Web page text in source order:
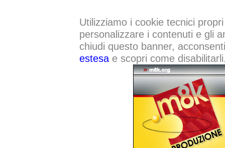
Utilizziamo i cookie tecnici
personalizzare i contenuti e gli
chiudi questo banner,
estesae scopri come